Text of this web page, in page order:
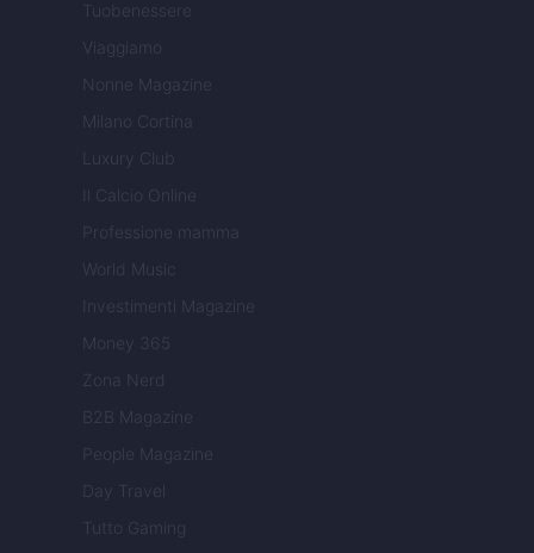
Tuobenessere
Viaggiamo
Nonne Magazine
Milano Cortina
Luxury Club
Il Calcio Online
Professione mamma
World Music
Investimenti Magazine
Money 365
Zona Nerd
B2B Magazine
People Magazine
Day Travel
Tutto Gaming